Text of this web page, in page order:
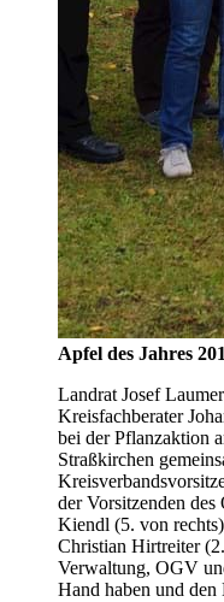
Apfel des Jahres
Landrat Josef
Kreisfachberater
bei der Pflanzaktion
Straßkirchen
der Vorsitzenden
Kiendl (5. von
Christian Hirtreiter
Verwaltung, OGV
Hand haben und den